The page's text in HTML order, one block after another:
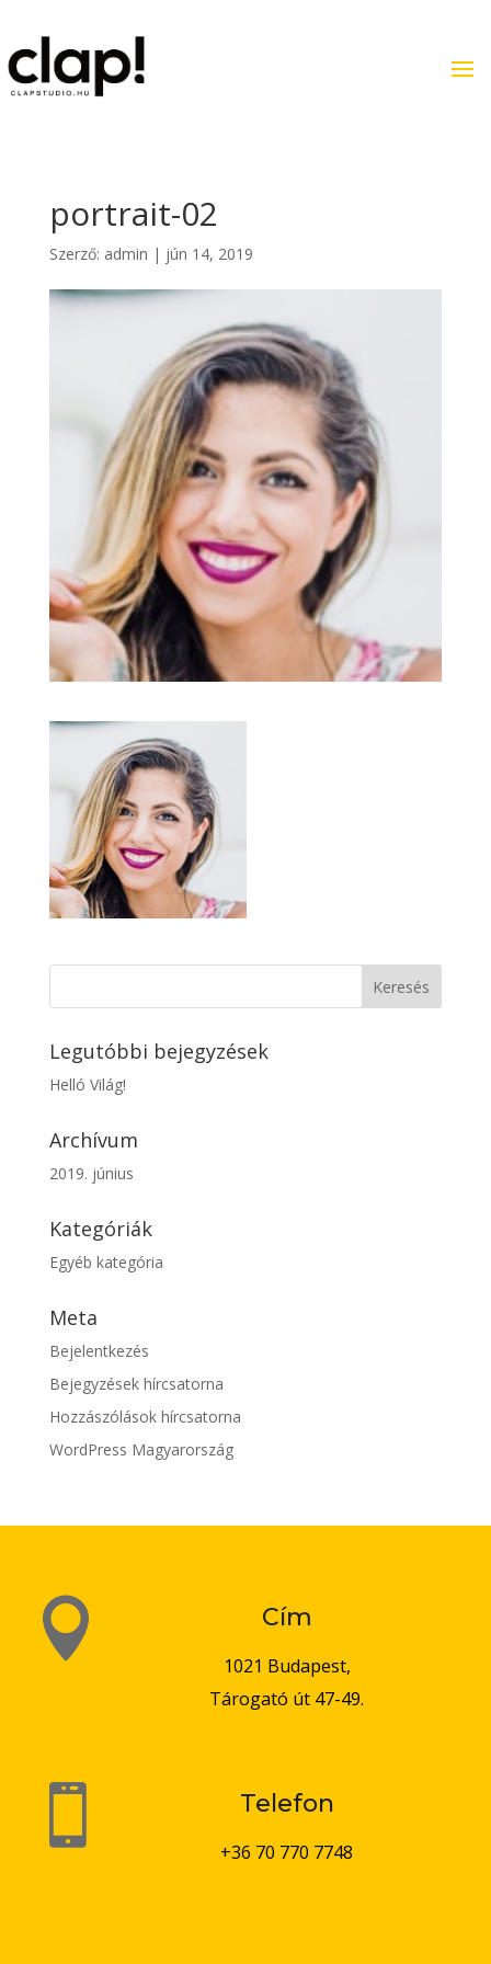
portrait-02
Szerző: admin | jún 14, 2019
Legutóbbi bejegyzések
Helló Világ!
Archívum
2019. június
Kategóriák
Egyéb kategória
Meta
Bejelentkezés
Bejegyzések hírcsatorna
Hozzászólások hírcsatorna
WordPress Magyarország
 Cím
1021 Budapest,
Tárogató út 47-49.
 Telefon
+36 70 770 7748